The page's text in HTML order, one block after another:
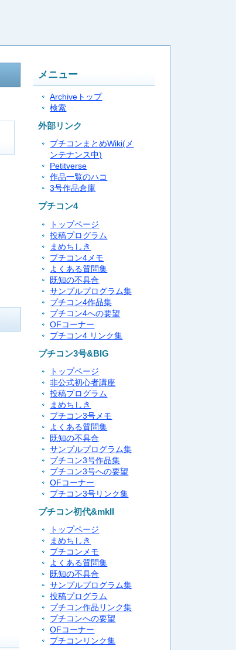
メニュー
Archiveトップ
検索
外部リンク
プチコンまとめWiki(メ
ンテナンス中)
Petitverse
作品一覧のハコ
3号作品倉庫
プチコン4
トップページ
投稿プログラム
まめちしき
プチコン4メモ
よくある質問集
既知の不具合
サンプルプログラム集
プチコン4作品集
プチコン4への要望
OFコーナー
プチコン4 リンク集
プチコン3号&BIG
トップページ
非公式初心者講座
投稿プログラム
まめちしき
プチコン3号メモ
よくある質問集
既知の不具合
サンプルプログラム集
プチコン3号作品集
プチコン3号への要望
OFコーナー
プチコン3号リンク集
プチコン初代&mkII
トップページ
まめちしき
プチコンメモ
よくある質問集
既知の不具合
サンプルプログラム集
投稿プログラム
プチコン作品リンク集
プチコンへの要望
OFコーナー
プチコンリンク集